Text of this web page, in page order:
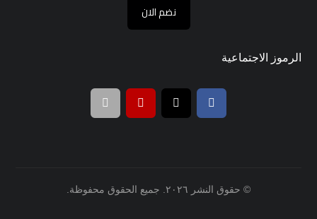
نضم الان
الرموز الاجتماعية
© حقوق النشر ٢٠٢٦. جميع الحقوق محفوظة.